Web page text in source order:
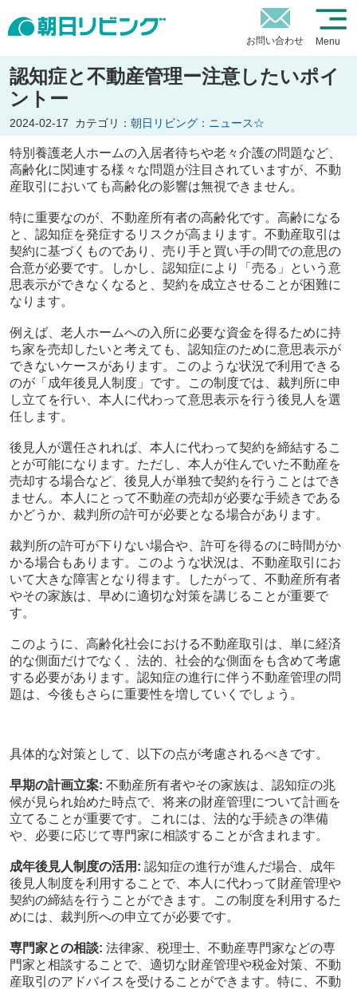
お問い合わせ Menu
認知症と不動産管理ー注意したいポイ
ントー
2024-02-17 カテゴリ： 朝日リビング：ニュース☆
特別養護老人ホームの入居者待ちや老々介護の問題など、
高齢化に関連する様々な問題が注目されていますが、不動
産取引においても高齢化の影響は無視できません。
特に重要なのが、不動産所有者の高齢化です。高齢になる
と、認知症を発症するリスクが高まります。不動産取引は
契約に基づくものであり、売り手と買い手の間での意思の
合意が必要です。しかし、認知症により「売る」という意
思表示ができなくなると、契約を成立させることが困難に
なります。
例えば、老人ホームへの入所に必要な資金を得るために持
ち家を売却したいと考えても、認知症のために意思表示が
できないケースがあります。このような状況で利用できる
のが「成年後見人制度」です。この制度では、裁判所に申
し立てを行い、本人に代わって意思表示を行う後見人を選
任します。
後見人が選任されれば、本人に代わって契約を締結するこ
とが可能になります。ただし、本人が住んでいた不動産を
売却する場合など、後見人が単独で契約を行うことはでき
ません。本人にとって不動産の売却が必要な手続きである
かどうか、裁判所の許可が必要となる場合があります。
裁判所の許可が下りない場合や、許可を得るのに時間がか
かる場合もあります。このような状況は、不動産取引にお
いて大きな障害となり得ます。したがって、不動産所有者
やその家族は、早めに適切な対策を講じることが重要で
す。
このように、高齢化社会における不動産取引は、単に経済
的な側面だけでなく、法的、社会的な側面をも含めて考慮
する必要があります。認知症の進行に伴う不動産管理の問
題は、今後もさらに重要性を増していくでしょう。
具体的な対策として、以下の点が考慮されるべきです。
早期の計画立案: 不動産所有者やその家族は、認知症の兆
候が見られ始めた時点で、将来の財産管理について計画を
立てることが重要です。これには、法的な手続きの準備
や、必要に応じて専門家に相談することが含まれます。
成年後見人制度の活用: 認知症の進行が進んだ場合、成年
後見人制度を利用することで、本人に代わって財産管理や
契約の締結を行うことができます。この制度を利用するた
めには、裁判所への申立てが必要です。
専門家との相談: 法律家、税理士、不動産専門家などの専
門家と相談することで、適切な財産管理や税金対策、不動
産取引のアドバイスを受けることができます。特に、不動